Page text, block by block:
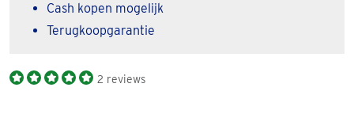
Cash kopen mogelijk
Terugkoopgarantie
2 reviews